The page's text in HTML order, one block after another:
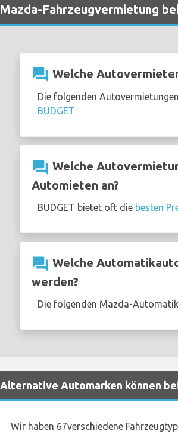
Mazda-Fahrzeugvermietung
question_answer Welche
Die folgenden
BUDGET
question_answer Welche
Automieten an?
BUDGET bietet oft die besten
question_answer Welche
werden?
Die folgenden Mazda-
Alternative Automarken können
Wir haben 67verschiedene